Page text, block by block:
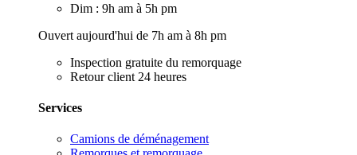
Dim : 9h am à 5h pm
Ouvert aujourd'hui de 7h am à 8h pm
Inspection gratuite du remorquage
Retour client 24 heures
Services
Camions de déménagement